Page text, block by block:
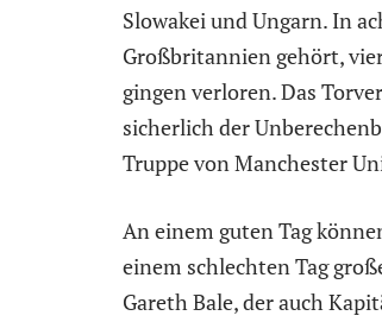
Slowakei und Ungarn. In
Großbritannien gehört,
gingen verloren. Das
sicherlich der
Truppe von Manchester
An einem guten Tag
einem schlechten Tag
Gareth Bale, der auch